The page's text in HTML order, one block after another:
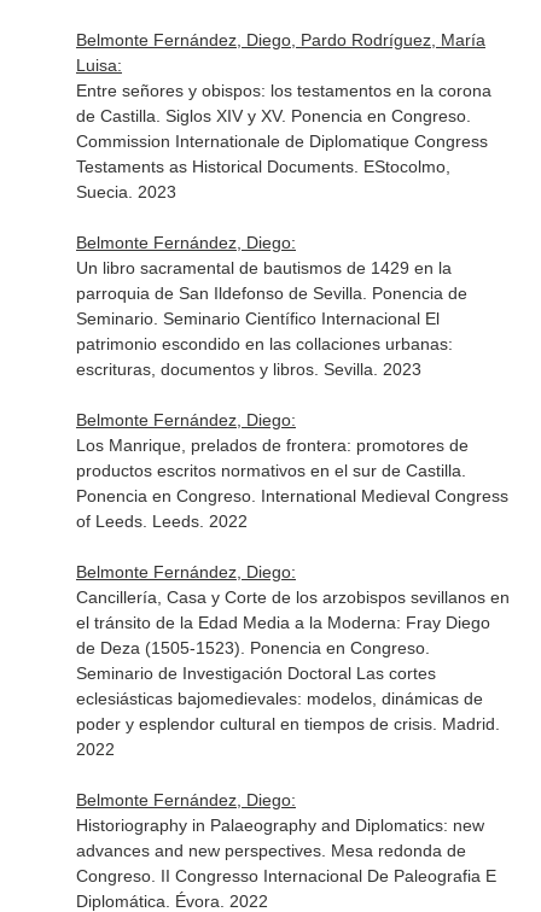
Belmonte Fernández, Diego, Pardo Rodríguez, María
Luisa:
Entre señores y obispos: los testamentos en la corona
de Castilla. Siglos XIV y XV. Ponencia en Congreso.
Commission Internationale de Diplomatique Congress
Testaments as Historical Documents. EStocolmo,
Suecia. 2023
Belmonte Fernández, Diego:
Un libro sacramental de bautismos de 1429 en la
parroquia de San Ildefonso de Sevilla. Ponencia de
Seminario. Seminario Científico Internacional El
patrimonio escondido en las collaciones urbanas:
escrituras, documentos y libros. Sevilla. 2023
Belmonte Fernández, Diego:
Los Manrique, prelados de frontera: promotores de
productos escritos normativos en el sur de Castilla.
Ponencia en Congreso. International Medieval Congress
of Leeds. Leeds. 2022
Belmonte Fernández, Diego:
Cancillería, Casa y Corte de los arzobispos sevillanos en
el tránsito de la Edad Media a la Moderna: Fray Diego
de Deza (1505-1523). Ponencia en Congreso.
Seminario de Investigación Doctoral Las cortes
eclesiásticas bajomedievales: modelos, dinámicas de
poder y esplendor cultural en tiempos de crisis. Madrid.
2022
Belmonte Fernández, Diego:
Historiography in Palaeography and Diplomatics: new
advances and new perspectives. Mesa redonda de
Congreso. II Congresso Internacional De Paleografia E
Diplomática. Évora. 2022